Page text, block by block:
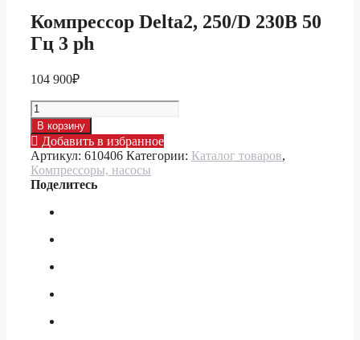
Компрессор Delta2, 250/D 230В 50
Гц 3 ph
104 900₽
Количество
товара
Компрессор
Delta2,
250/D
230В
В корзину
Добавить в избранное
Артикул: 610406 Категории: Каталог товаров,
Компрессоры, насосы
Поделитесь